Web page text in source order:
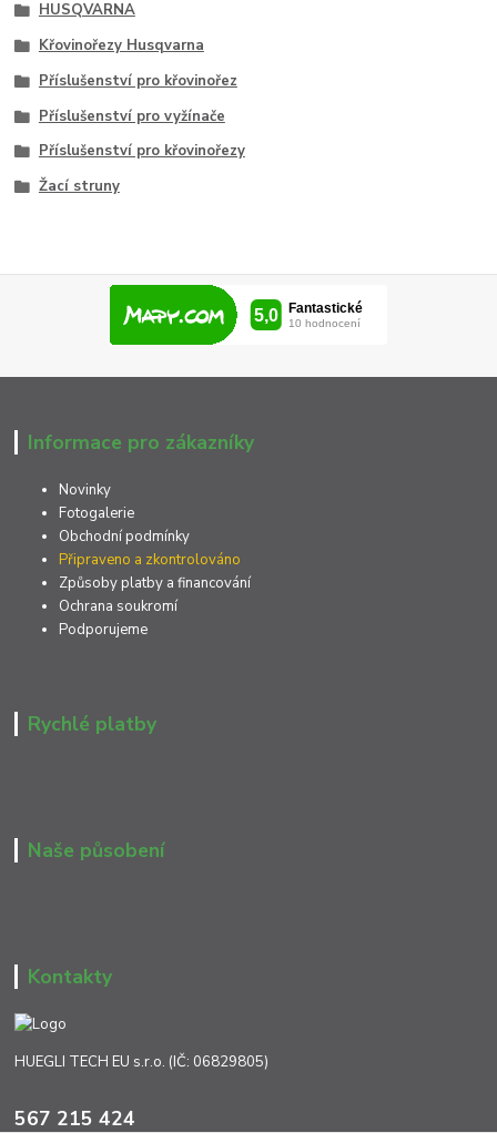
HUSQVARNA
Křovinořezy Husqvarna
Příslušenství pro křovinořez
Příslušenství pro vyžínače
Příslušenství pro křovinořezy
Žací struny
Informace pro zákazníky
Novinky
Fotogalerie
Obchodní podmínky
Připraveno a zkontrolováno
Způsoby platby a financování
Ochrana soukromí
Podporujeme
Rychlé platby
Naše působení
Kontakty
HUEGLI TECH EU s.r.o. (IČ: 06829805)
567 215 424